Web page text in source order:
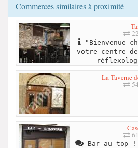
Commerces similaires à proximité
"Bienvenue
votre centre
La Taverne
Bar au top !